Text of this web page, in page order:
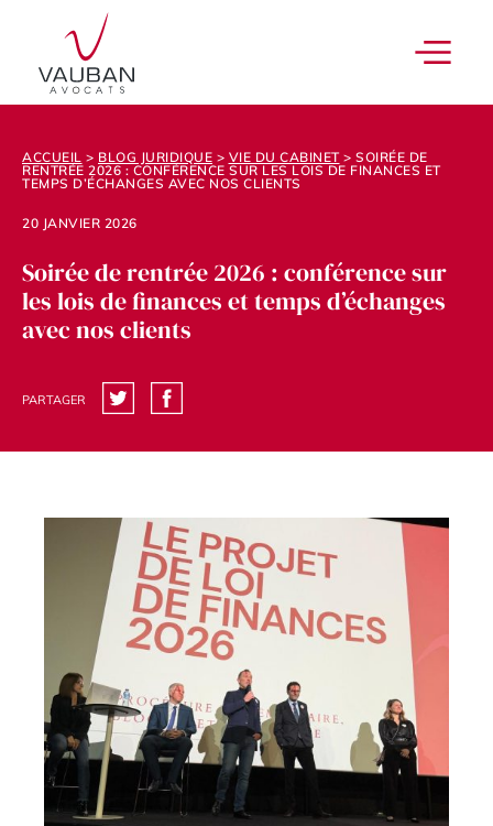
ACCUEIL > BLOG JURIDIQUE > VIE DU CABINET > SOIRÉE DE
RENTRÉE 2026 : CONFÉRENCE SUR LES LOIS DE FINANCES ET
TEMPS D’ÉCHANGES AVEC NOS CLIENTS
20 JANVIER 2026
Soirée de rentrée 2026 : conférence sur
les lois de finances et temps d’échanges
avec nos clients
PARTAGER